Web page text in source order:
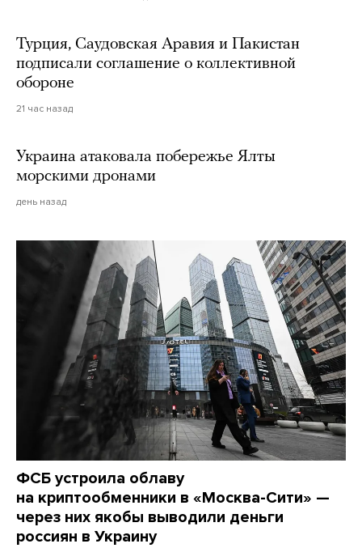
Турция, Саудовская Аравия и Пакистан
подписали соглашение о коллективной
обороне
21 час назад
Украина атаковала побережье Ялты
морскими дронами
день назад
ФСБ устроила облаву
на криптообменники в «Москва-Сити» —
через них якобы выводили деньги
россиян в Украину